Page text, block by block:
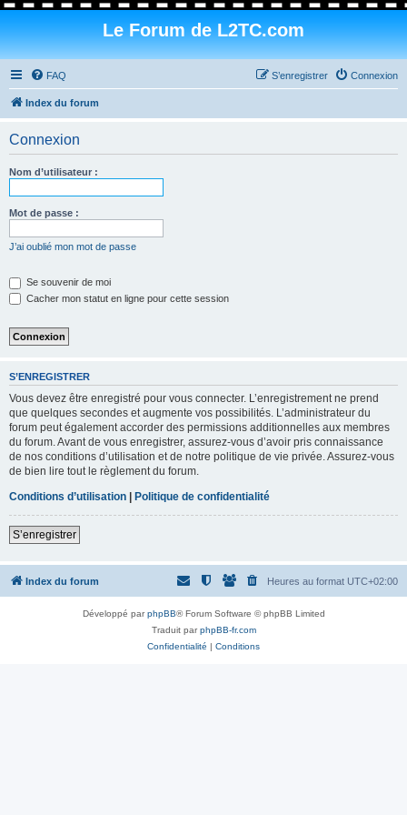
Le Forum de L2TC.com
FAQ Connexion
S’enregistrer
Index du forum
Connexion
Nom d’utilisateur :
Mot de passe :
J’ai oublié mon mot de passe
Se souvenir de moi
Cacher mon statut en ligne pour cette session
S’ENREGISTRER
Vous devez être enregistré pour vous connecter. L’enregistrement ne prend
que quelques secondes et augmente vos possibilités. L’administrateur du
forum peut également accorder des permissions additionnelles aux membres
du forum. Avant de vous enregistrer, assurez-vous d’avoir pris connaissance
de nos conditions d’utilisation et de notre politique de vie privée. Assurez-vous
de bien lire tout le règlement du forum.
Conditions d’utilisation | Politique de confidentialité
S’enregistrer
Index du forum Heures au format UTC+02:00
Développé parphpBB® Forum Software © phpBB Limited
Traduit parphpBB-fr.com
Confidentialité | Conditions